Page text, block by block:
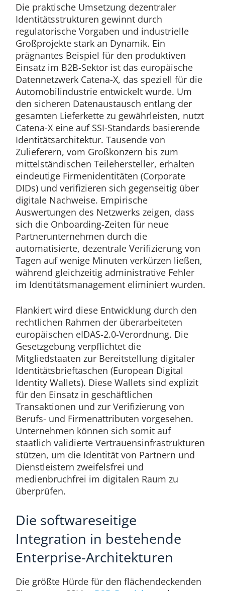
Die praktische Umsetzung dezentraler
Identitätsstrukturen gewinnt durch
regulatorische Vorgaben und industrielle
Großprojekte stark an Dynamik. Ein
prägnantes Beispiel für den produktiven
Einsatz im B2B-Sektor ist das europäische
Datennetzwerk Catena-X, das speziell für die
Automobilindustrie entwickelt wurde. Um
den sicheren Datenaustausch entlang der
gesamten Lieferkette zu gewährleisten, nutzt
Catena-X eine auf SSI-Standards basierende
Identitätsarchitektur. Tausende von
Zulieferern, vom Großkonzern bis zum
mittelständischen Teilehersteller, erhalten
eindeutige Firmenidentitäten (Corporate
DIDs) und verifizieren sich gegenseitig über
digitale Nachweise. Empirische
Auswertungen des Netzwerks zeigen, dass
sich die Onboarding-Zeiten für neue
Partnerunternehmen durch die
automatisierte, dezentrale Verifizierung von
Tagen auf wenige Minuten verkürzen ließen,
während gleichzeitig administrative Fehler
im Identitätsmanagement eliminiert wurden.
Flankiert wird diese Entwicklung durch den
rechtlichen Rahmen der überarbeiteten
europäischen eIDAS-2.0-Verordnung. Die
Gesetzgebung verpflichtet die
Mitgliedstaaten zur Bereitstellung digitaler
Identitätsbrieftaschen (European Digital
Identity Wallets). Diese Wallets sind explizit
für den Einsatz in geschäftlichen
Transaktionen und zur Verifizierung von
Berufs- und Firmenattributen vorgesehen.
Unternehmen können sich somit auf
staatlich validierte Vertrauensinfrastrukturen
stützen, um die Identität von Partnern und
Dienstleistern zweifelsfrei und
medienbruchfrei im digitalen Raum zu
überprüfen.
Die softwareseitige
Integration in bestehende
Enterprise-Architekturen
Die größte Hürde für den flächendeckenden